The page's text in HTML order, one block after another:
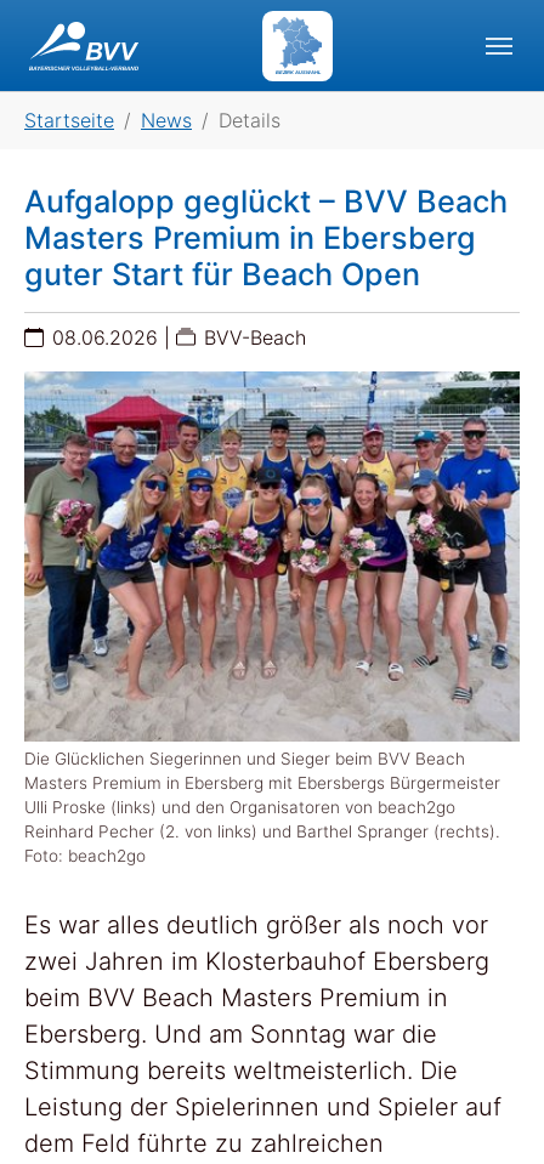
BEZIRK AUSWAHL
Startseite News Details
Aufgalopp geglückt – BVV Beach
Masters Premium in Ebersberg
guter Start für Beach Open
08.06.2026 BVV-Beach
Es war alles deutlich größer als noch vor
zwei Jahren im Klosterbauhof Ebersberg
beim BVV Beach Masters Premium in
Ebersberg. Und am Sonntag war die
Stimmung bereits weltmeisterlich. Die
Leistung der Spielerinnen und Spieler auf
dem Feld führte zu zahlreichen
Die Glücklichen Siegerinnen und Sieger beim BVV Beach
Masters Premium in Ebersberg mit Ebersbergs Bürgermeister
Ulli Proske (links) und den Organisatoren von beach2go
Reinhard Pecher (2. von links) und Barthel Spranger (rechts).
Foto: beach2go